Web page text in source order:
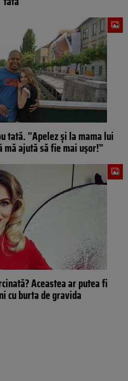
tată. ”Apelez și la mama lui
mă ajută să fie mai ușor!”
Aceastea ar putea fi
cu burta de gravida